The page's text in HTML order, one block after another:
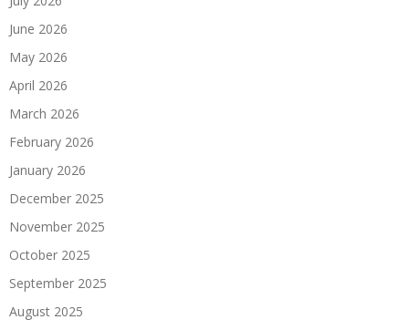
June 2026
May 2026
April 2026
March 2026
February 2026
January 2026
December 2025
November 2025
October 2025
September 2025
August 2025